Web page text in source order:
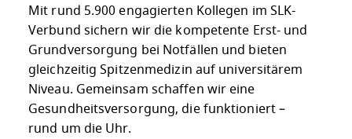
Mit rund 5.900 engagierten Kollegen im SLK-
Verbund sichern wir die kompetente Erst- und
Grundversorgung bei Notfällen und bieten
gleichzeitig Spitzenmedizin auf universitärem
Niveau. Gemeinsam schaffen wir eine
Gesundheitsversorgung, die funktioniert –
rund um die Uhr.